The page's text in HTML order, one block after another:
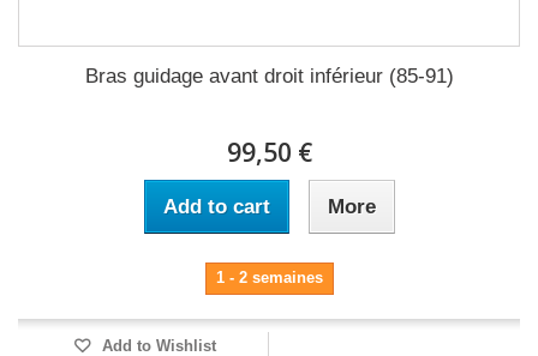
Bras guidage avant droit inférieur (85-91)
99,50 €
Add to cart More
1 - 2 semaines
Add to Wishlist